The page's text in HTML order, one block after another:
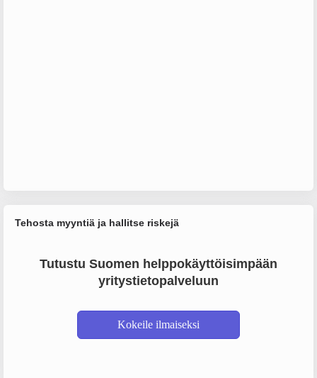
Tehosta myyntiä ja hallitse riskejä
Tutustu Suomen helppokäyttöisimpään
yritystietopalveluun
Kokeile ilmaiseksi